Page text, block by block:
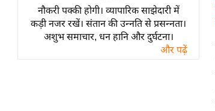
त्योहार
राशिफल
विशेष
विश्लेषण
नौकरी पक्की होगी। व्यापारिक साझेदारी में
कड़ी नजर रखें। संतान की उन्नति से प्रसन्नता।
अशुभ समाचार, धन हानि और दुर्घटना।
और पढ़ें